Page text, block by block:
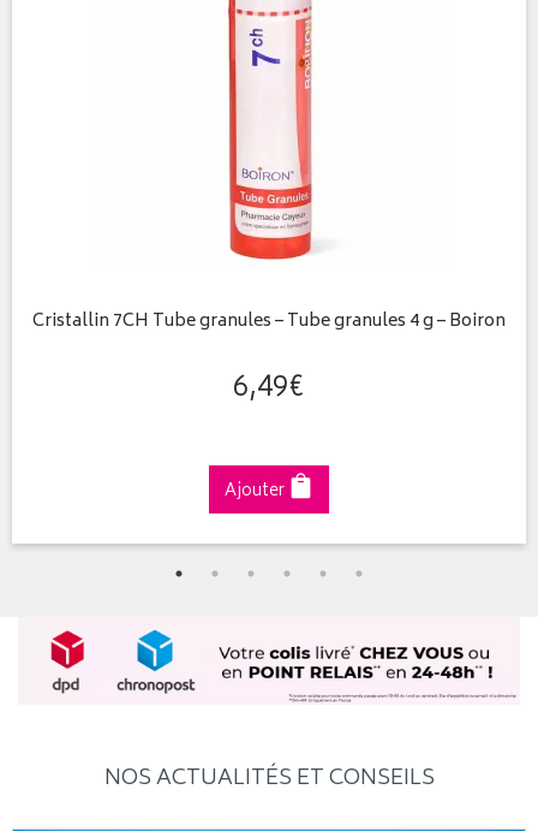
Cristallin 7CH Tube granules – Tube granules 4 g – Boiron
6,49€
Ajouter
NOS ACTUALITÉS ET CONSEILS